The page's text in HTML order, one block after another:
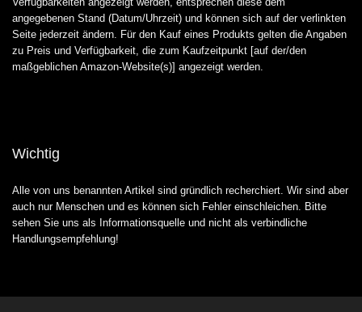
angegebenen Stand (Datum/Uhrzeit) und können sich auf der verlinkten
Seite jederzeit ändern. Für den Kauf eines Produkts gelten die Angaben
zu Preis und Verfügbarkeit, die zum Kaufzeitpunkt [auf der/den
maßgeblichen Amazon-Website(s)] angezeigt werden.
Wichtig
Alle von uns benannten Artikel sind gründlich recherchiert. Wir sind aber
auch nur Menschen und es können sich Fehler einschleichen. Bitte
sehen Sie uns als Informationsquelle und nicht als verbindliche
Handlungsempfehlung!